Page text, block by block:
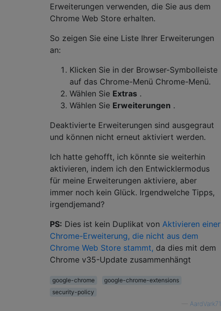
Erweiterungen verwenden, die Sie aus dem
Chrome Web Store erhalten.
So zeigen Sie eine Liste Ihrer Erweiterungen
an:
Klicken Sie in der Browser-Symbolleiste
auf das Chrome-Menü Chrome-Menü.
Wählen Sie Extras .
Wählen Sie Erweiterungen .
Deaktivierte Erweiterungen sind ausgegraut
und können nicht erneut aktiviert werden.
Ich hatte gehofft, ich könnte sie weiterhin
aktivieren, indem ich den Entwicklermodus
für meine Erweiterungen aktiviere, aber
immer noch kein Glück. Irgendwelche Tipps,
irgendjemand?
PS: Dies ist kein Duplikat von Aktivieren einer
Chrome-Erweiterung, die nicht aus dem
Chrome Web Store stammt, da dies mit dem
Chrome v35-Update zusammenhängt
google-chrome
google-chrome-extensions
security-policy
AardVark71